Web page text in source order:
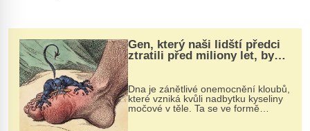
Gen, který naši lidští předci
ztratili před miliony let, by
mohl pomoci s léčbou
„nemoci králů“
Dna je zánětlivé onemocnění kloubů,
které vzniká kvůli nadbytku kyseliny
močové v těle. Ta se ve formě